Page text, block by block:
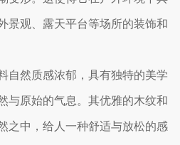
景观、露天平台等场所的装饰和
自然质感浓郁，具有独特的美学
与原始的气息。其优雅的木纹和
之中，给人一种舒适与放松的感